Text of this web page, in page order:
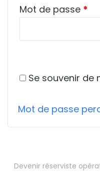
Mot de passe *
Se souvenir de
Mot de passe
Devenir réserviste